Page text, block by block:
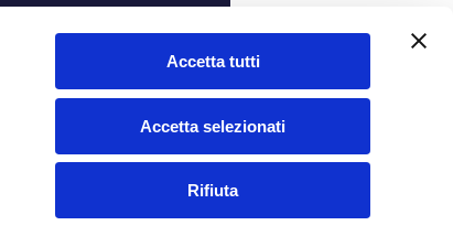
Accetta tutti
Accetta selezionati
Rifiuta